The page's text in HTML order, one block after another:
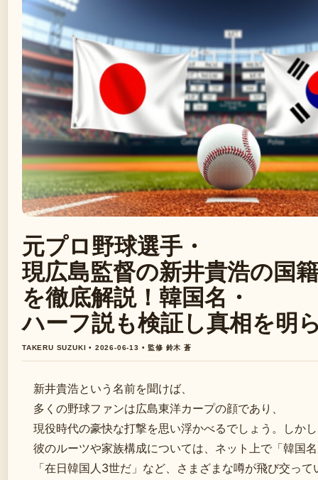
元プロ野球選手・
現広島監督の新井貴浩の国
を徹底解説！韓国名・
ハーフ説も検証し真相を明
TAKERU SUZUKI • 2026-06-13 • 監修 鈴木 蒼
新井貴浩という名前を聞けば、
多くの野球ファンは広島東洋カープの顔であり、
現役時代の豪快な打撃を思い浮かべるでしょう。しか
彼のルーツや家族構成については、ネット上で「韓国
「在日韓国人3世だ」など、さまざまな噂が飛び交って